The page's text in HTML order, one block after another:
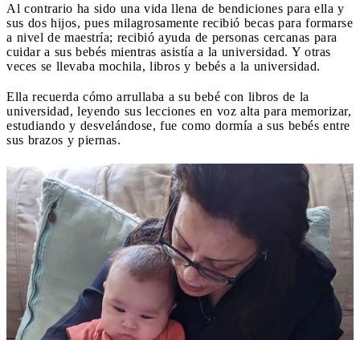
Al contrario ha sido una vida llena de bendiciones para ella y
sus dos hijos, pues milagrosamente recibió becas para formarse
a nivel de maestría; recibió ayuda de personas cercanas para
cuidar a sus bebés mientras asistía a la universidad. Y otras
veces se llevaba mochila, libros y bebés a la universidad.
Ella recuerda cómo arrullaba a su bebé con libros de la
universidad, leyendo sus lecciones en voz alta para memorizar,
estudiando y desvelándose, fue como dormía a sus bebés entre
sus brazos y piernas.